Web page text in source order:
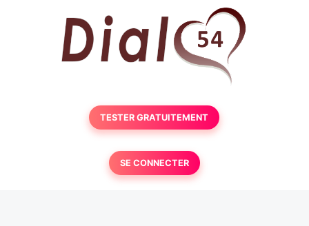
TESTER GRATUITEMENT
SE CONNECTER